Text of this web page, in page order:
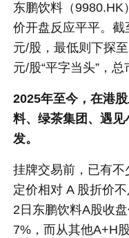
东鹏饮料（9980.HK
价开盘反应平平。
元/股，最低则下探
元/股“平字当头”，总
2025年至今，在港
料、绿茶集团、遇见
发。
挂牌交易前，已有
定价相对 A 股折价
2日东鹏饮料A股收
7%，而从其他A+H